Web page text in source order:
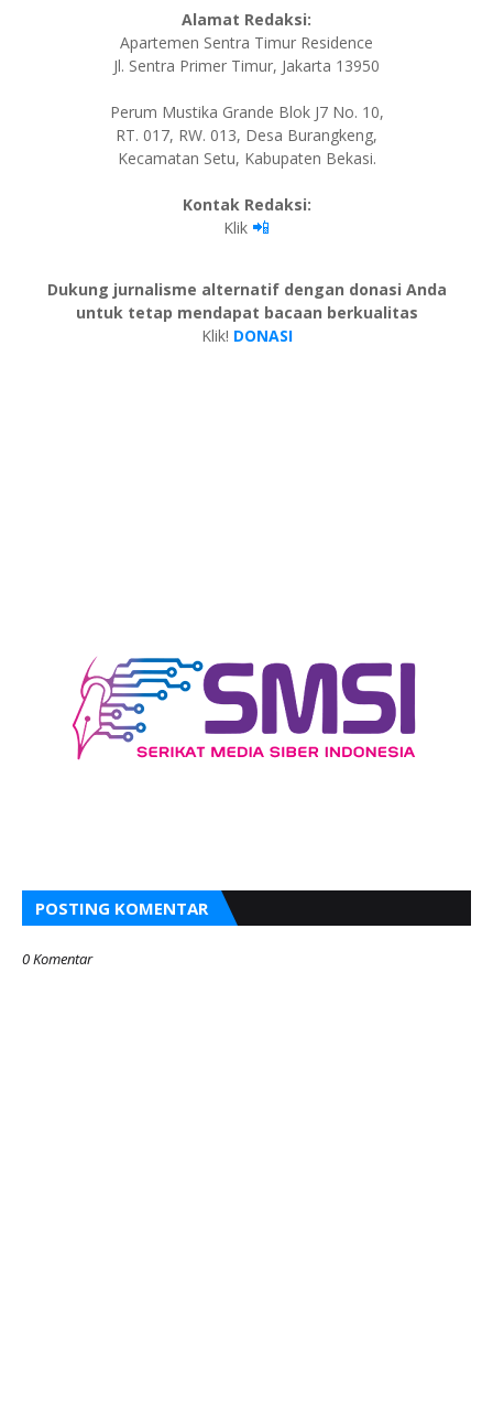
Alamat Redaksi:
Apartemen Sentra Timur Residence
Jl. Sentra Primer Timur, Jakarta 13950
Perum Mustika Grande Blok J7 No. 10,
RT. 017, RW. 013, Desa Burangkeng,
Kecamatan Setu, Kabupaten Bekasi.
Kontak Redaksi:
Klik 📲
Dukung jurnalisme alternatif dengan donasi Anda
untuk tetap mendapat bacaan berkualitas
Klik! DONASI
POSTING KOMENTAR
0 Komentar